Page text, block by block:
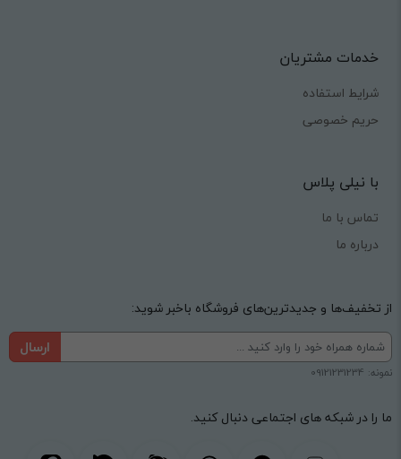
خدمات مشتریان
شرایط استفاده
حریم خصوصی
با نیلی پلاس
تماس با ما
درباره ما
از تخفیف‌ها و جدیدترین‌های فروشگاه باخبر شوید:
ارسال
نمونه: 09121231234
ما را در شبکه های اجتماعی دنبال کنید.